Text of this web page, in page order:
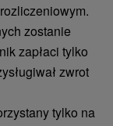
zostanie
zapłaci tylko
zwrot
tylko na